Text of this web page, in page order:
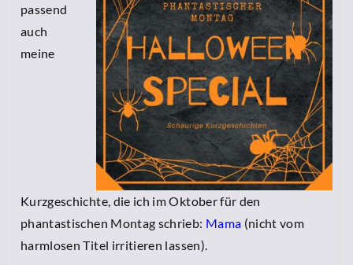
passend
auch
meine
Kurzgeschichte, die ich im Oktober für den
phantastischen Montag schrieb: Mama (nicht vom
harmlosen Titel irritieren lassen).